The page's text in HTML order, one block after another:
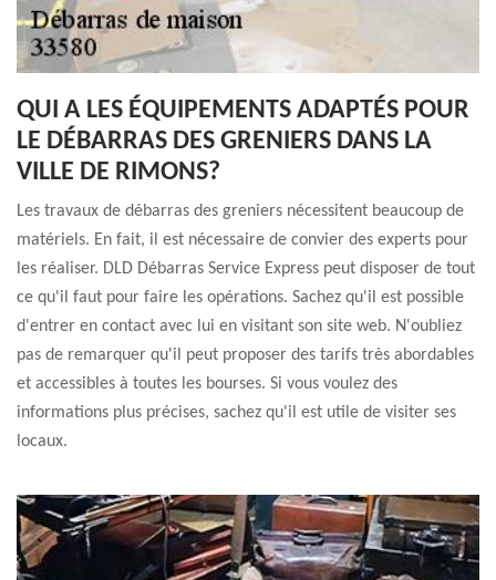
QUI A LES ÉQUIPEMENTS ADAPTÉS POUR
LE DÉBARRAS DES GRENIERS DANS LA
VILLE DE RIMONS?
Les travaux de débarras des greniers nécessitent beaucoup de
matériels. En fait, il est nécessaire de convier des experts pour
les réaliser. DLD Débarras Service Express peut disposer de tout
ce qu'il faut pour faire les opérations. Sachez qu'il est possible
d'entrer en contact avec lui en visitant son site web. N'oubliez
pas de remarquer qu'il peut proposer des tarifs très abordables
et accessibles à toutes les bourses. Si vous voulez des
informations plus précises, sachez qu'il est utile de visiter ses
locaux.